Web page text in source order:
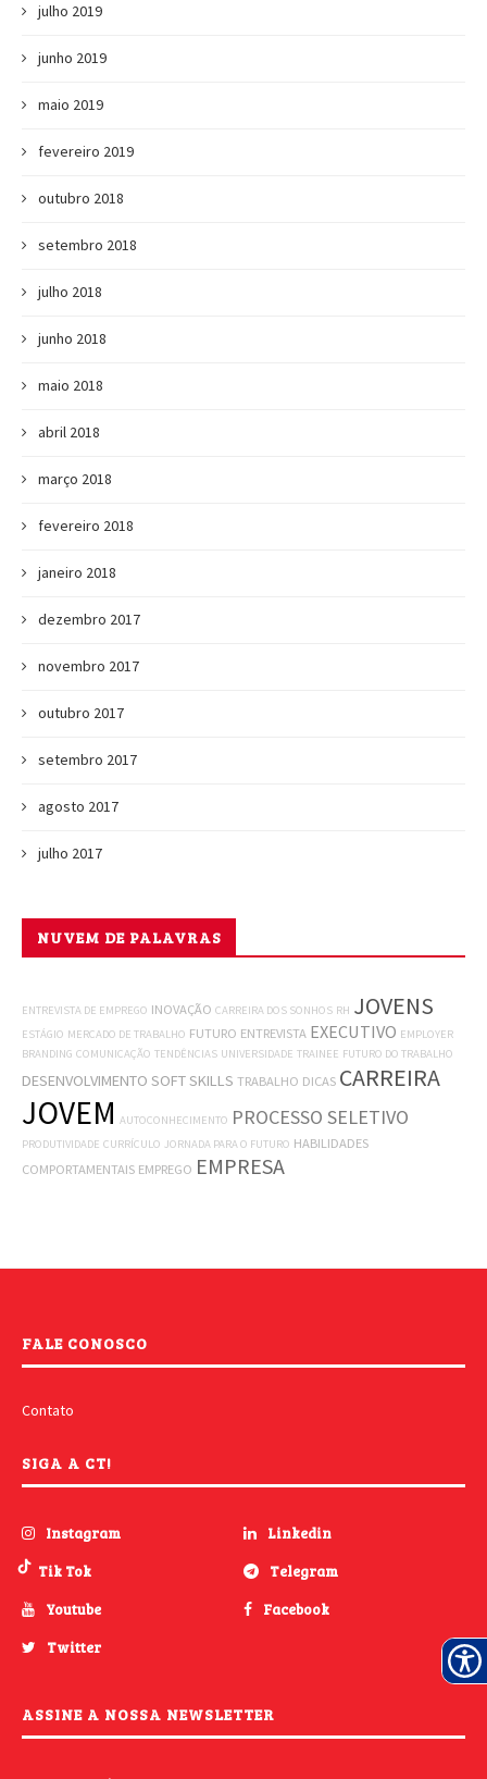
julho 2019
junho 2019
maio 2019
fevereiro 2019
outubro 2018
setembro 2018
julho 2018
junho 2018
maio 2018
abril 2018
março 2018
fevereiro 2018
janeiro 2018
dezembro 2017
novembro 2017
outubro 2017
setembro 2017
agosto 2017
julho 2017
NUVEM DE PALAVRAS
ENTREVISTA DE EMPREGO INOVAÇÃO CARREIRA DOS SONHOS RH JOVENS
ESTÁGIO MERCADO DE TRABALHO FUTURO ENTREVISTA EXECUTIVO EMPLOYER
BRANDING COMUNICAÇÃO TENDÊNCIAS UNIVERSIDADE TRAINEE FUTURO DO TRABALHO
DESENVOLVIMENTO SOFT SKILLS TRABALHO DICAS CARREIRA
JOVEM AUTOCONHECIMENTO PROCESSO SELETIVO
PRODUTIVIDADE CURRÍCULO JORNADA PARA O FUTURO HABILIDADES
COMPORTAMENTAIS EMPREGO EMPRESA
FALE CONOSCO
Contato
SIGA A CT!
Instagram
Linkedin
Tik Tok
Telegram
Youtube
Facebook
Twitter
ASSINE A NOSSA NEWSLETTER